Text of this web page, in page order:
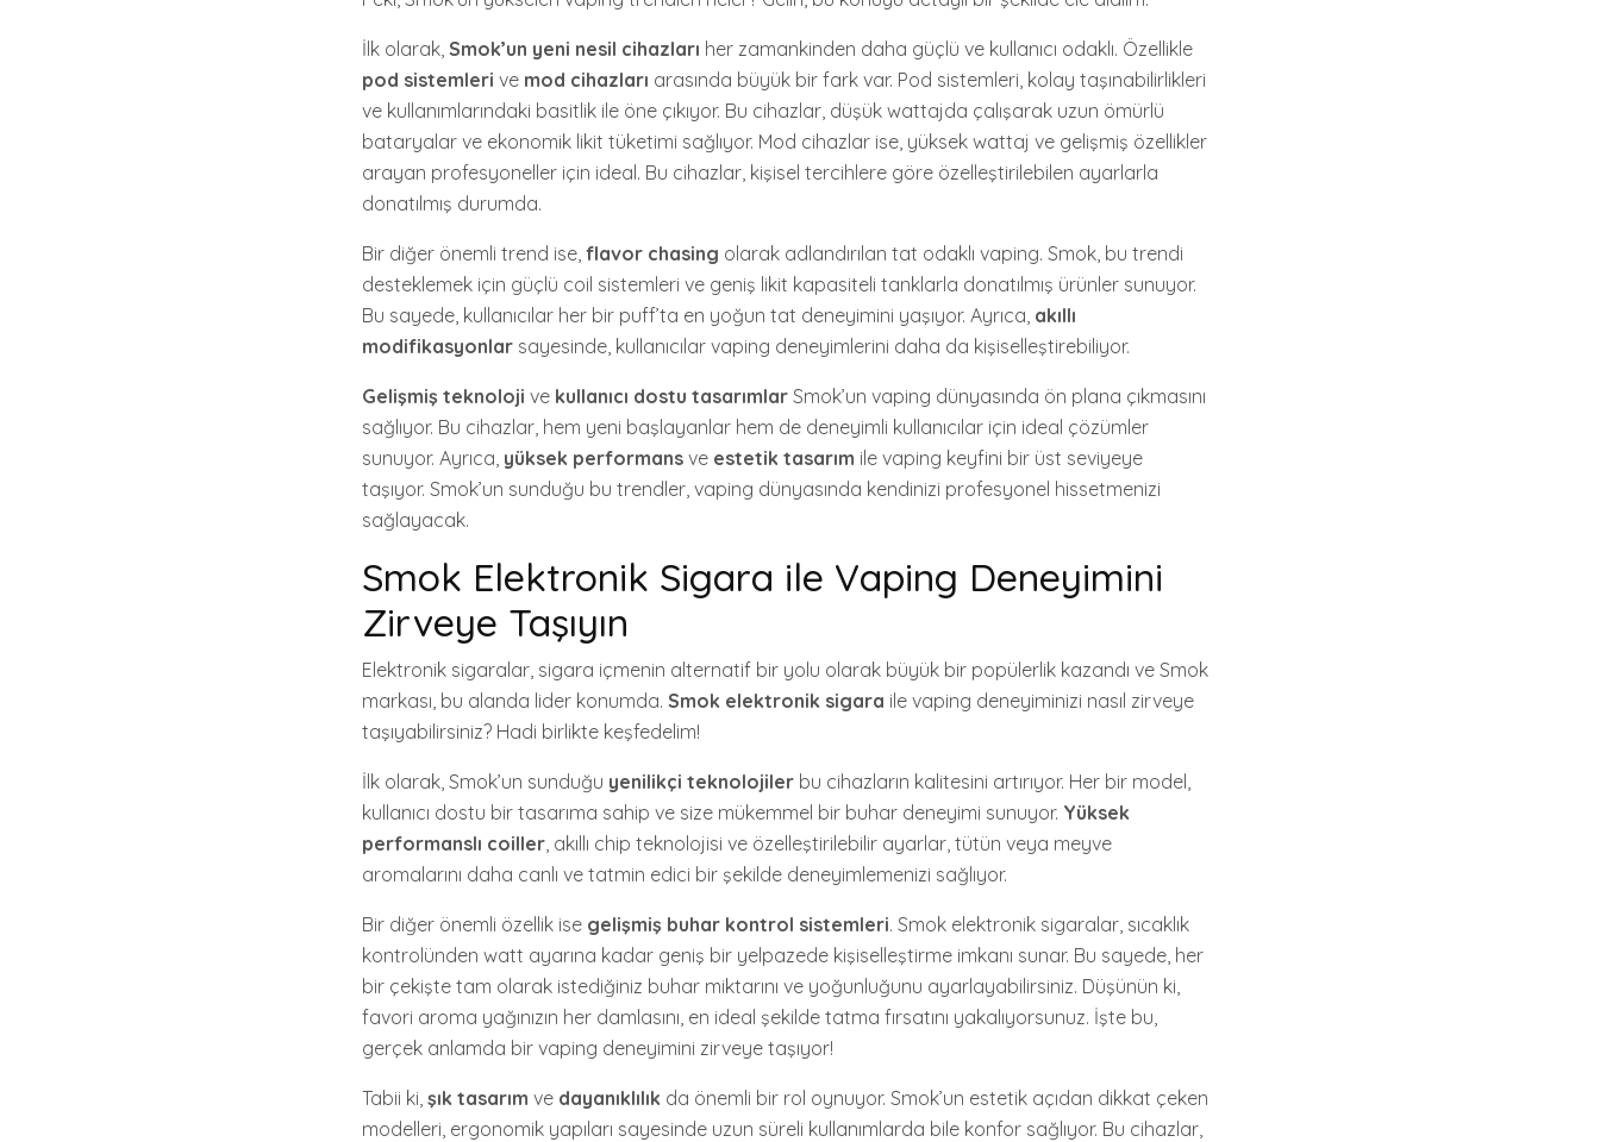
İlk olarak, Smok’un yeni nesil cihazları her zamankinden daha güçlü ve kullanıcı odaklı. Özellikle
pod sistemleri ve mod cihazları arasında büyük bir fark var. Pod sistemleri, kolay taşınabilirlikleri
ve kullanımlarındaki basitlik ile öne çıkıyor. Bu cihazlar, düşük wattajda çalışarak uzun ömürlü
bataryalar ve ekonomik likit tüketimi sağlıyor. Mod cihazlar ise, yüksek wattaj ve gelişmiş özellikler
arayan profesyoneller için ideal. Bu cihazlar, kişisel tercihlere göre özelleştirilebilen ayarlarla
donatılmış durumda.
Bir diğer önemli trend ise, flavor chasing olarak adlandırılan tat odaklı vaping. Smok, bu trendi
desteklemek için güçlü coil sistemleri ve geniş likit kapasiteli tanklarla donatılmış ürünler sunuyor.
Bu sayede, kullanıcılar her bir puff’ta en yoğun tat deneyimini yaşıyor. Ayrıca, akıllı
modifikasyonlar sayesinde, kullanıcılar vaping deneyimlerini daha da kişiselleştirebiliyor.
Gelişmiş teknoloji ve kullanıcı dostu tasarımlar Smok’un vaping dünyasında ön plana çıkmasını
sağlıyor. Bu cihazlar, hem yeni başlayanlar hem de deneyimli kullanıcılar için ideal çözümler
sunuyor. Ayrıca, yüksek performans ve estetik tasarım ile vaping keyfini bir üst seviyeye
taşıyor. Smok’un sunduğu bu trendler, vaping dünyasında kendinizi profesyonel hissetmenizi
sağlayacak.
Smok Elektronik Sigara ile Vaping Deneyimini
Zirveye Taşıyın
Elektronik sigaralar, sigara içmenin alternatif bir yolu olarak büyük bir popülerlik kazandı ve Smok
markası, bu alanda lider konumda. Smok elektronik sigara ile vaping deneyiminizi nasıl zirveye
taşıyabilirsiniz? Hadi birlikte keşfedelim!
İlk olarak, Smok’un sunduğu yenilikçi teknolojiler bu cihazların kalitesini artırıyor. Her bir model,
kullanıcı dostu bir tasarıma sahip ve size mükemmel bir buhar deneyimi sunuyor. Yüksek
performanslı coiller, akıllı chip teknolojisi ve özelleştirilebilir ayarlar, tütün veya meyve
aromalarını daha canlı ve tatmin edici bir şekilde deneyimlemenizi sağlıyor.
Bir diğer önemli özellik ise gelişmiş buhar kontrol sistemleri. Smok elektronik sigaralar, sıcaklık
kontrolünden watt ayarına kadar geniş bir yelpazede kişiselleştirme imkanı sunar. Bu sayede, her
bir çekişte tam olarak istediğiniz buhar miktarını ve yoğunluğunu ayarlayabilirsiniz. Düşünün ki,
favori aroma yağınızın her damlasını, en ideal şekilde tatma fırsatını yakalıyorsunuz. İşte bu,
gerçek anlamda bir vaping deneyimini zirveye taşıyor!
Tabii ki, şık tasarım ve dayanıklılık da önemli bir rol oynuyor. Smok’un estetik açıdan dikkat çeken
modelleri, ergonomik yapıları sayesinde uzun süreli kullanımlarda bile konfor sağlıyor. Bu cihazlar,